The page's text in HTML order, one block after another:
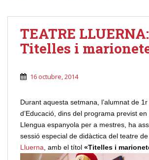
TEATRE LLUERNA:
Titelles i
16 octubre, 2014
Durant aquesta setmana, l’alumnat de
d’Educació, dins del programa previst en
Llengua espanyola per a mestres, ha
sessió especial de didàctica del teatre
Lluerna, amb el títol «Titelles i